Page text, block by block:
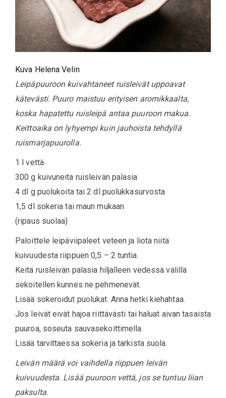
Kuva Helena Velin
Leipäpuuroon kuivahtaneet ruisleivät uppoavat
kätevästi. Puuro maistuu erityisen aromikkaalta,
koska hapatettu ruisleipä antaa puuroon makua.
Keittoaika on lyhyempi kuin jauhoista tehdyllä
ruismarjapuurolla.
1 l vettä
300 g kuivuneita ruisleivän palasia
4 dl g puolukoita tai 2 dl puolukkasurvosta
1,5 dl sokeria tai maun mukaan
(ripaus suolaa)
Paloittele leipäviipaleet veteen ja liota niitä
kuivuudesta riippuen 0,5 – 2 tuntia.
Keitä ruisleivän palasia hiljalleen vedessä välillä
sekoitellen kunnes ne pehmenevät.
Lisää sokeroidut puolukat. Anna hetki kiehahtaa.
Jos leivät eivät hajoa riittävästi tai haluat aivan tasaista
puuroa, soseuta sauvasekoittimella.
Lisää tarvittaessa sokeria ja tarkista suola.
Leivän määrä voi vaihdella riippuen leivän
kuivuudesta. Lisää puuroon vettä, jos se tuntuu liian
paksulta.